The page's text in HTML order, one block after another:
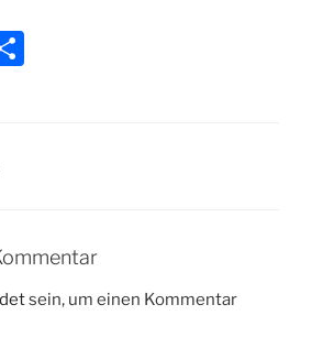
sein, um einen Kommentar